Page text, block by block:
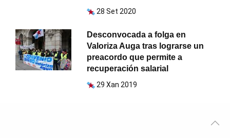
28 Set 2020
Desconvocada a folga en
Valoriza Auga tras lograrse un
preacordo que permite a
recuperación salarial
29 Xan 2019